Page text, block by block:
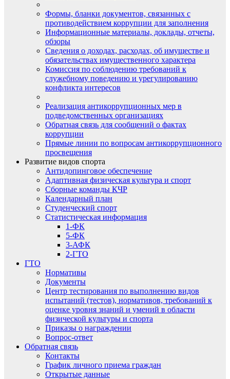
Формы, бланки документов, связанных с
противодействием коррупции для заполнения
Информационные материалы, доклады, отчеты,
обзоры
Сведения о доходах, расходах, об имуществе и
обязательствах имущественного характера
Комиссия по соблюдению требований к
служебному поведению и урегулированию
конфликта интересов
Реализация антикоррупционных мер в
подведомственных организациях
Обратная связь для сообщений о фактах
коррупции
Прямые линии по вопросам антикоррупционного
просвещения
Развитие видов спорта
Антидопинговое обеспечение
Адаптивная физическая культура и спорт
Сборные команды КЧР
Календарный план
Студенческий спорт
Статистическая информация
1-ФК
5-ФК
3-АФК
2-ГТО
ГТО
Нормативы
Документы
Центр тестирования по выполнению видов
испытаний (тестов), нормативов, требований к
оценке уровня знаний и умений в области
физической культуры и спорта
Приказы о награждении
Вопрос-ответ
Обратная связь
Контакты
График личного приема граждан
Открытые данные